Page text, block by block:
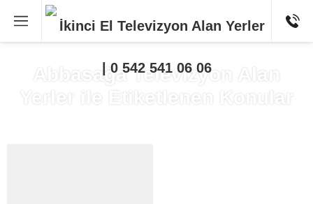
Abbasağa Televizyon Alan
Yerler ile Etiketlenen Konular